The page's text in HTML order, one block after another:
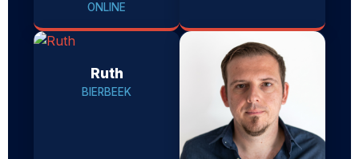
ONLINE
Ruth
BIERBEEK